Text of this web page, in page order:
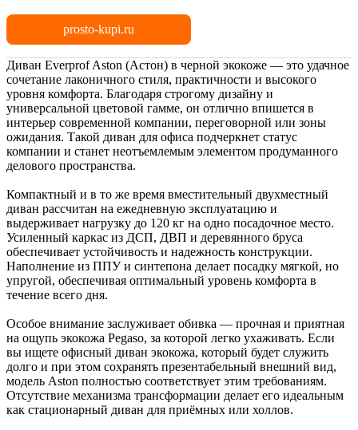
prosto-kupi.ru
Диван Everprof Aston (Астон) в черной экокоже — это удачное
сочетание лаконичного стиля, практичности и высокого
уровня комфорта. Благодаря строгому дизайну и
универсальной цветовой гамме, он отлично впишется в
интерьер современной компании, переговорной или зоны
ожидания. Такой диван для офиса подчеркнет статус
компании и станет неотъемлемым элементом продуманного
делового пространства.
Компактный и в то же время вместительный двухместный
диван рассчитан на ежедневную эксплуатацию и
выдерживает нагрузку до 120 кг на одно посадочное место.
Усиленный каркас из ДСП, ДВП и деревянного бруса
обеспечивает устойчивость и надежность конструкции.
Наполнение из ППУ и синтепона делает посадку мягкой, но
упругой, обеспечивая оптимальный уровень комфорта в
течение всего дня.
Особое внимание заслуживает обивка — прочная и приятная
на ощупь экокожа Pegaso, за которой легко ухаживать. Если
вы ищете офисный диван экокожа, который будет служить
долго и при этом сохранять презентабельный внешний вид,
модель Aston полностью соответствует этим требованиям.
Отсутствие механизма трансформации делает его идеальным
как стационарный диван для приёмных или холлов.